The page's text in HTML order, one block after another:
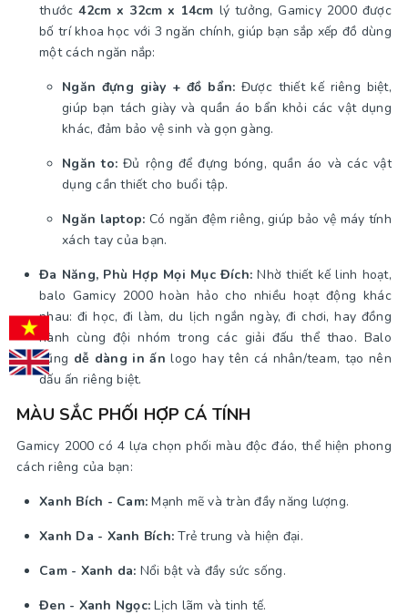
thước42cm x 32cm x 14cm lý tưởng, Gamicy 2000 được
bố trí khoa học với 3 ngăn chính, giúp bạn sắp xếp đồ dùng
một cách ngăn nắp:
Ngăn đựng giày + đồ bẩn: Được thiết kế riêng biệt,
giúp bạn tách giày và quần áo bẩn khỏi các vật dụng
khác, đảm bảo vệ sinh và gọn gàng.
Ngăn to: Đủ rộng để đựng bóng, quần áo và các vật
dụng cần thiết cho buổi tập.
Ngăn laptop: Có ngăn đệm riêng, giúp bảo vệ máy tính
xách tay của bạn.
Đa Năng, Phù Hợp Mọi Mục Đích: Nhờ thiết kế linh hoạt,
balo Gamicy 2000 hoàn hảo cho nhiều hoạt động khác
nhau: đi học, đi làm, du lịch ngắn ngày, đi chơi, hay đồng
hành cùng đội nhóm trong các giải đấu thể thao. Balo
cũng dễ dàng in ấn logo hay tên cá nhân/team, tạo nên
dấu ấn riêng biệt.
MÀU SẮC PHỐI HỢP CÁ TÍNH
Gamicy 2000 có 4 lựa chọn phối màu độc đáo, thể hiện phong
cách riêng của bạn:
Xanh Bích - Cam: Mạnh mẽ và tràn đầy năng lượng.
Xanh Da - Xanh Bích: Trẻ trung và hiện đại.
Cam - Xanh da: Nổi bật và đầy sức sống.
Đen - Xanh Ngọc: Lịch lãm và tinh tế.